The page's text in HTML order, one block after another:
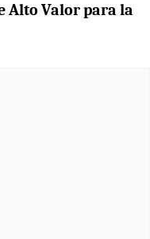
Alto Valor para la